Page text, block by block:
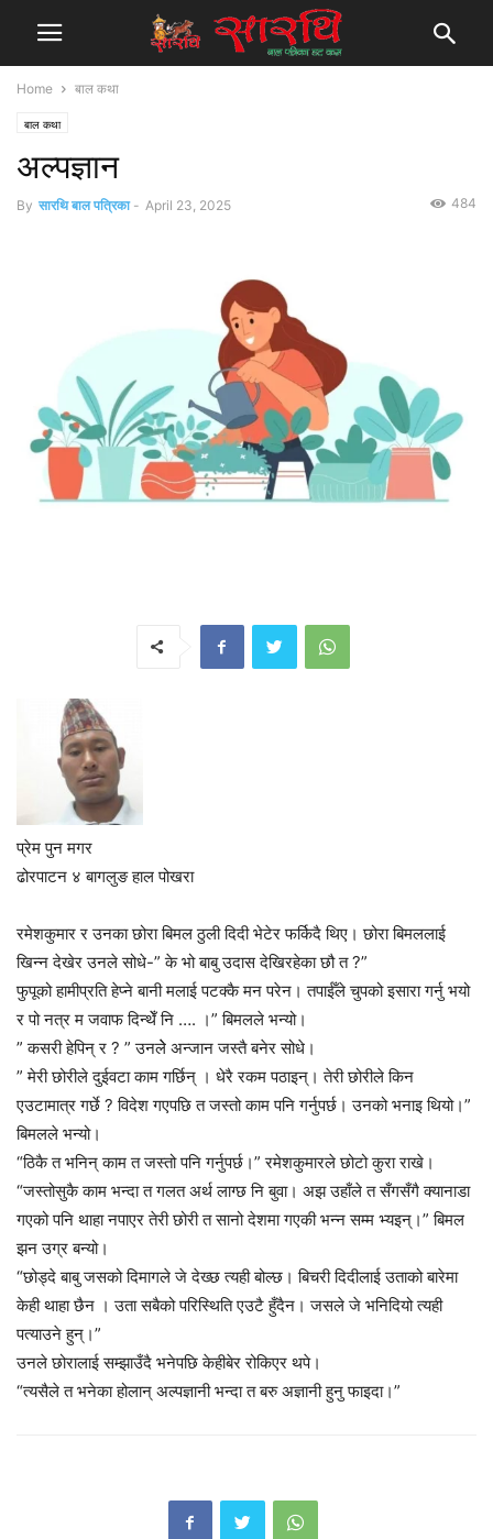
Home बाल कथा
बाल कथा
अल्पज्ञान
By सारथि बाल पत्रिका - April 23, 2025 484
प्रेम पुन मगर
ढोरपाटन ४ बागलुङ हाल पोखरा
रमेशकुमार र उनका छोरा बिमल ठुली दिदी भेटेर फर्किदै थिए। छोरा बिमललाई
खिन्न देखेर उनले सोधे-” के भो बाबु उदास देखिरहेका छौ त ?”
फुपूको हामीप्रति हेप्ने बानी मलाई पटक्कै मन परेन। तपाईँले चुपको इसारा गर्नु भयो
र पो नत्र म जवाफ दिन्थेँ नि …. ।” बिमलले भन्यो।
” कसरी हेपिन् र ? ” उनलेे अन्जान जस्तै बनेर सोधे।
” मेरी छोरीले दुईवटा काम गर्छिन् । धेरै रकम पठाइन्। तेरी छोरीले किन
एउटामात्र गर्छे ? विदेश गएपछि त जस्तो काम पनि गर्नुपर्छ। उनको भनाइ थियो।”
बिमलले भन्यो।
“ठिकै त भनिन् काम त जस्तो पनि गर्नुपर्छ।” रमेशकुमारले छोटो कुरा राखे।
“जस्तोसुकै काम भन्दा त गलत अर्थ लाग्छ नि बुवा। अझ उहाँले त सँगसँगै क्यानाडा
गएको पनि थाहा नपाएर तेरी छोरी त सानो देशमा गएकी भन्न सम्म भ्यइन्।” बिमल
झन उग्र बन्यो।
“छोड्दे बाबु जसको दिमागले जे देख्छ त्यही बोल्छ। बिचरी दिदीलाई उताको बारेमा
केही थाहा छैन । उता सबैको परिस्थिति एउटै हुँदैन। जसले जे भनिदियो त्यही
पत्याउने हुन्।”
उनले छोरालाई सम्झाउँदै भनेपछि केहीबेर रोकिएर थपे।
“त्यसैले त भनेका होलान् अल्पज्ञानी भन्दा त बरु अज्ञानी हुनु फाइदा।”